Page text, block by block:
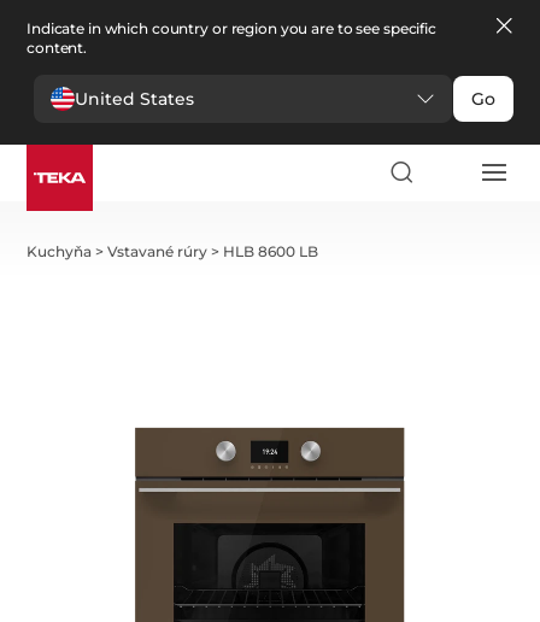
Indicate in which country or region you are to see specific
content.
United States Go
Kuchyňa >Vstavané rúry > HLB 8600 LB